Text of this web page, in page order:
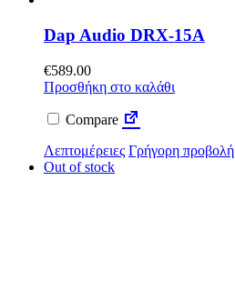
Dap Audio DRX-15A
€589.00
Προσθήκη στο καλάθι
Compare
Λεπτομέρειες Γρήγορη προβολή
Out of stock